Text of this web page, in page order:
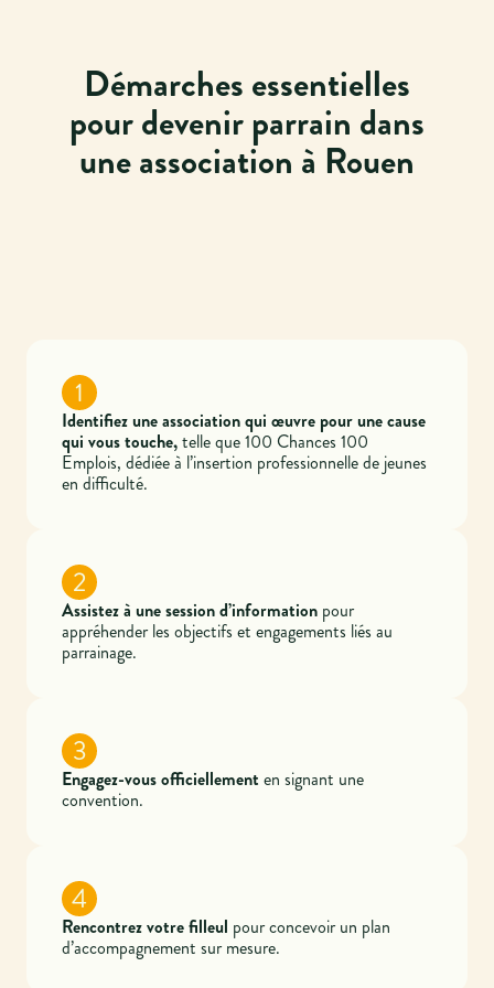
Démarches essentielles
pour devenir parrain dans
une association à Rouen
1
Identifiez une association qui œuvre pour une cause
qui vous touche,telle que 100 Chances 100
Emplois, dédiée à l’insertion professionnelle de jeunes
en difficulté.
2
Assistez à une session d’information pour
appréhender les objectifs et engagements liés au
parrainage.
3
Engagez-vous officiellement en signant une
convention.
4
Rencontrez votre filleul pour concevoir un plan
d’accompagnement sur mesure.